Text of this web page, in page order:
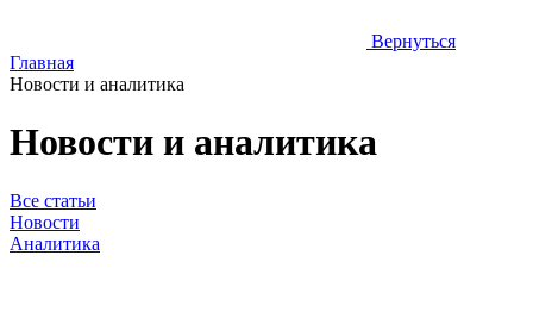
Вернуться
Главная
Новости и аналитика
Новости и аналитика
Все статьи
Новости
Аналитика